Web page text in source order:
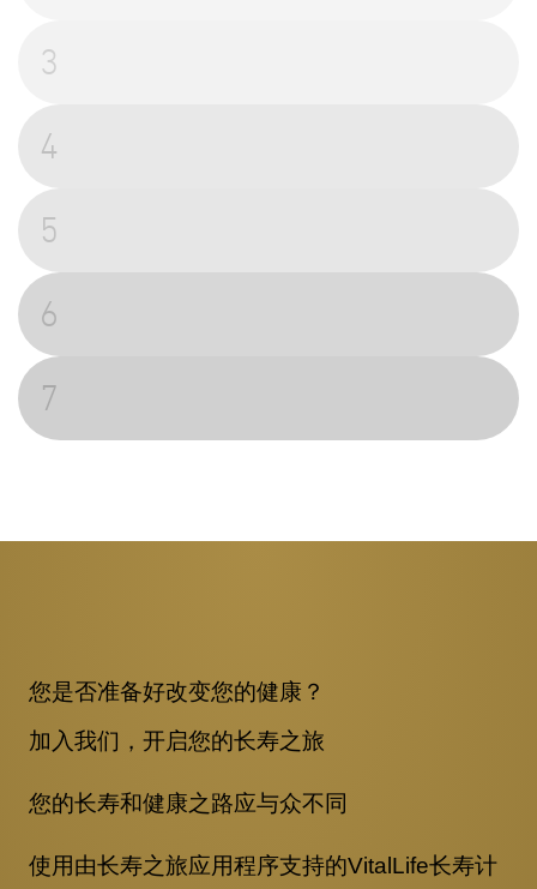
3
4
5
6
7
您是否准备好改变您的健康？
加入我们，开启您的长寿之旅
您的长寿和健康之路应与众不同
使用由长寿之旅应用程序支持的VitalLife长寿计